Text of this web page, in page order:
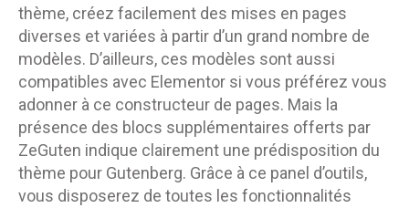
thème, créez facilement des mises en pages
diverses et variées à partir d’un grand nombre de
modèles. D’ailleurs, ces modèles sont aussi
compatibles avec Elementor si vous préférez vous
adonner à ce constructeur de pages. Mais la
présence des blocs supplémentaires offerts par
ZeGuten indique clairement une prédisposition du
thème pour Gutenberg. Grâce à ce panel d’outils,
vous disposerez de toutes les fonctionnalités